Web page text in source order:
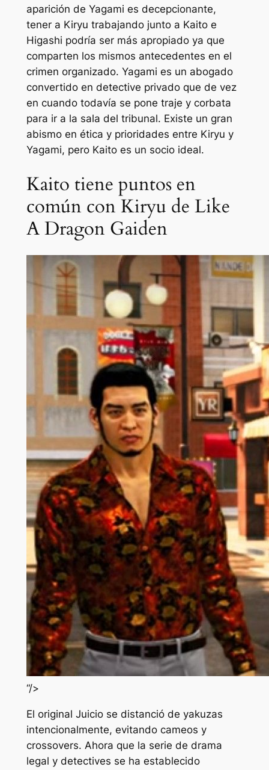
aparición de Yagami es decepcionante,
tener a Kiryu trabajando junto a Kaito e
Higashi podría ser más apropiado ya que
comparten los mismos antecedentes en el
crimen organizado. Yagami es un abogado
convertido en detective privado que de vez
en cuando todavía se pone traje y corbata
para ir a la sala del tribunal. Existe un gran
abismo en ética y prioridades entre Kiryu y
Yagami, pero Kaito es un socio ideal.
Kaito tiene puntos en
común con Kiryu de Like
A Dragon Gaiden
“/>
El original Juiciose distanció de yakuzas
intencionalmente, evitando cameos y
crossovers. Ahora que la serie de drama
legal y detectives se ha establecido